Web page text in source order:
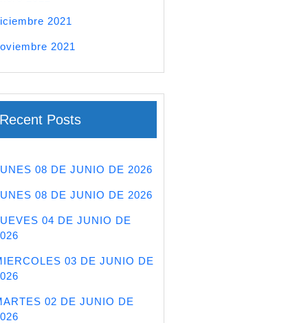
2021
2021
Recent Posts
08 DE JUNIO DE 2026
08 DE JUNIO DE 2026
04 DE JUNIO DE
03 DE JUNIO DE
02 DE JUNIO DE